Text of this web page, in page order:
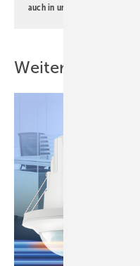
auch in unserer
Weitere Inhalte